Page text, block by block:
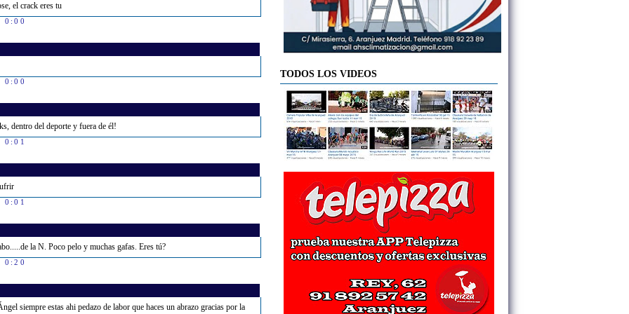
el crack eres tu
0:00
0:00
dentro del deporte y fuera de él!
0:01
0:01
la N. Poco pelo y muchas gafas. Eres tú?
0:20
siempre estas ahi pedazo de labor que haces un abrazo gracias por la
TODOS LOS VIDEOS